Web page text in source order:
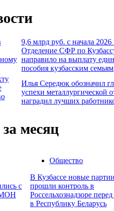
9,6 млрд руб. с начала 2026
Отделение СФР по
направило на выплату
пособия кузбасским семьям
Илья Середюк обозначил
успехи металлургической
наградил лучших
месяц
с
Общество
В Кузбассе новые
прошли контроль в
Россельхознадзоре
в Республику Беларусь